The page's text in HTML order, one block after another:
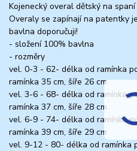
Kojenecký overal dětský na
Overaly se zapínají na patentky
bavlna doporučuji!
- složení 100% bavlna
- rozměry
vel. 0-3 - 62- délka od ramínka
ramínka 35 cm, šíře 26 cm
vel. 3-6 - 68- délka od ramínka
ramínka 37 cm, šíře 28 cm
vel. 6-9 - 74- délka od ramínka
ramínka 39 cm, šíře 29 cm
vel. 9-12 - 80- délka od ramínka